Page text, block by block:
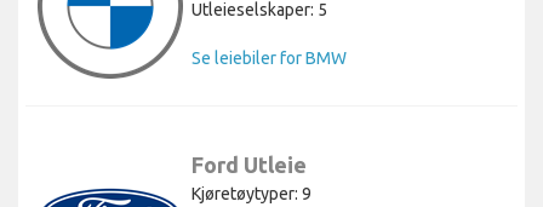
Utleieselskaper: 5
Se leiebiler for BMW
Ford Utleie
Kjøretøytyper: 9